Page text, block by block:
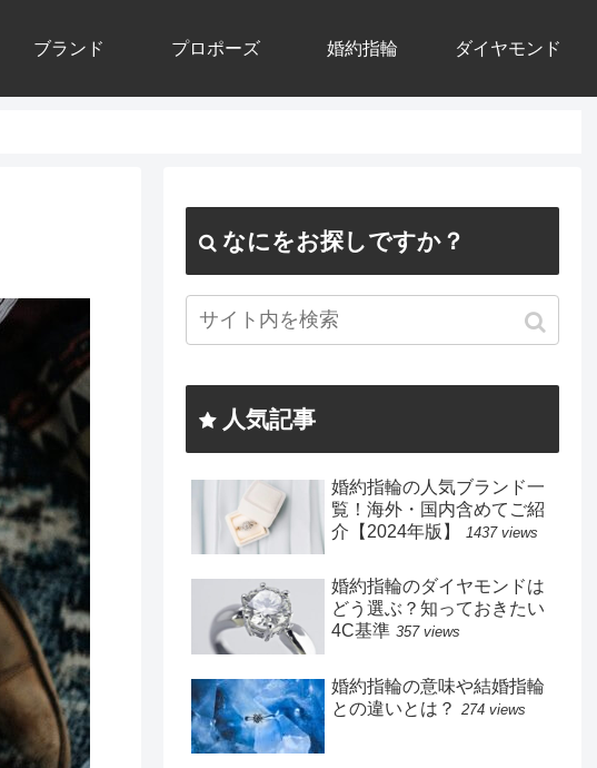
ブランド プロポーズ 婚約指輪 ダイヤモンド
なにをお探しですか？
人気記事
婚約指輪の人気ブランド一
覧！海外・国内含めてご紹
介【2024年版】
1437 views
婚約指輪のダイヤモンドは
どう選ぶ？知っておきたい
4C基準 357 views
婚約指輪の意味や結婚指輪
との違いとは？ 274 views